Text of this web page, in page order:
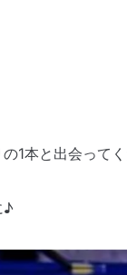
1本と出会ってく
♪